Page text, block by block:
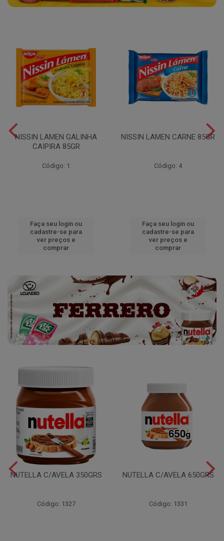
NISSIN LAMEN GALINHA
CAIPIRA 85GR
Código: 1
Faça seu login ou
cadastre-se para
ver preços e
comprar
NISSIN LAMEN CARNE 85GR
Código: 4
Faça seu login ou
cadastre-se para
ver preços e
comprar
NUTELLA C/AVELA 350GRS
Código: 1327
NUTELLA C/AVELA 650GRS
Código: 1331